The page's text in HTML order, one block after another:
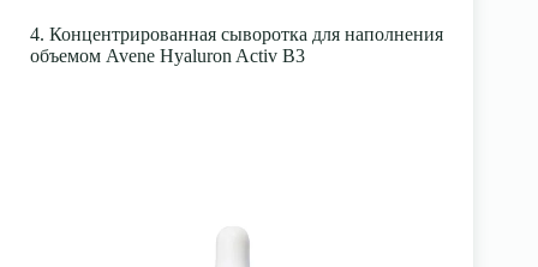
4. Концентрированная сыворотка для наполнения
объемом Avene Hyaluron Activ B3